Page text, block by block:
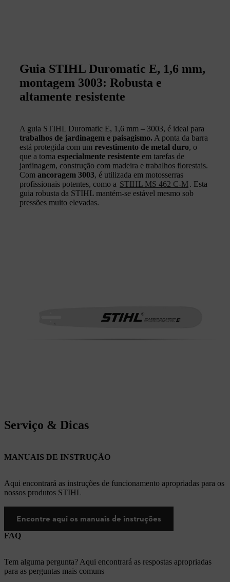
Guia STIHL Duromatic E, 1,6 mm,
montagem 3003: Robusta e
altamente resistente
A guia STIHL Duromatic E, 1,6 mm – 3003, é ideal para
trabalhos de jardinagem e paisagismo. A ponta da barra
está protegida com um revestimento de metal duro, o
que a torna especialmente resistente em tarefas de
jardinagem, construção com madeira e trabalhos florestais.
Com ancoragem 3003, é utilizada em motosserras
profissionais potentes, como a STIHL MS 462 C-M. Esta
guia robusta da STIHL mantém-se estável mesmo sob
pressões muito elevadas.
Serviço & Dicas
MANUAIS DE INSTRUÇÃO
Aqui encontrará as instruções de funcionamento apropriadas para os
nossos produtos STIHL
Encontre aqui os manuais de instruções
FAQ
Tem alguma pergunta? Aqui encontrará as respostas apropriadas
para as perguntas mais comuns